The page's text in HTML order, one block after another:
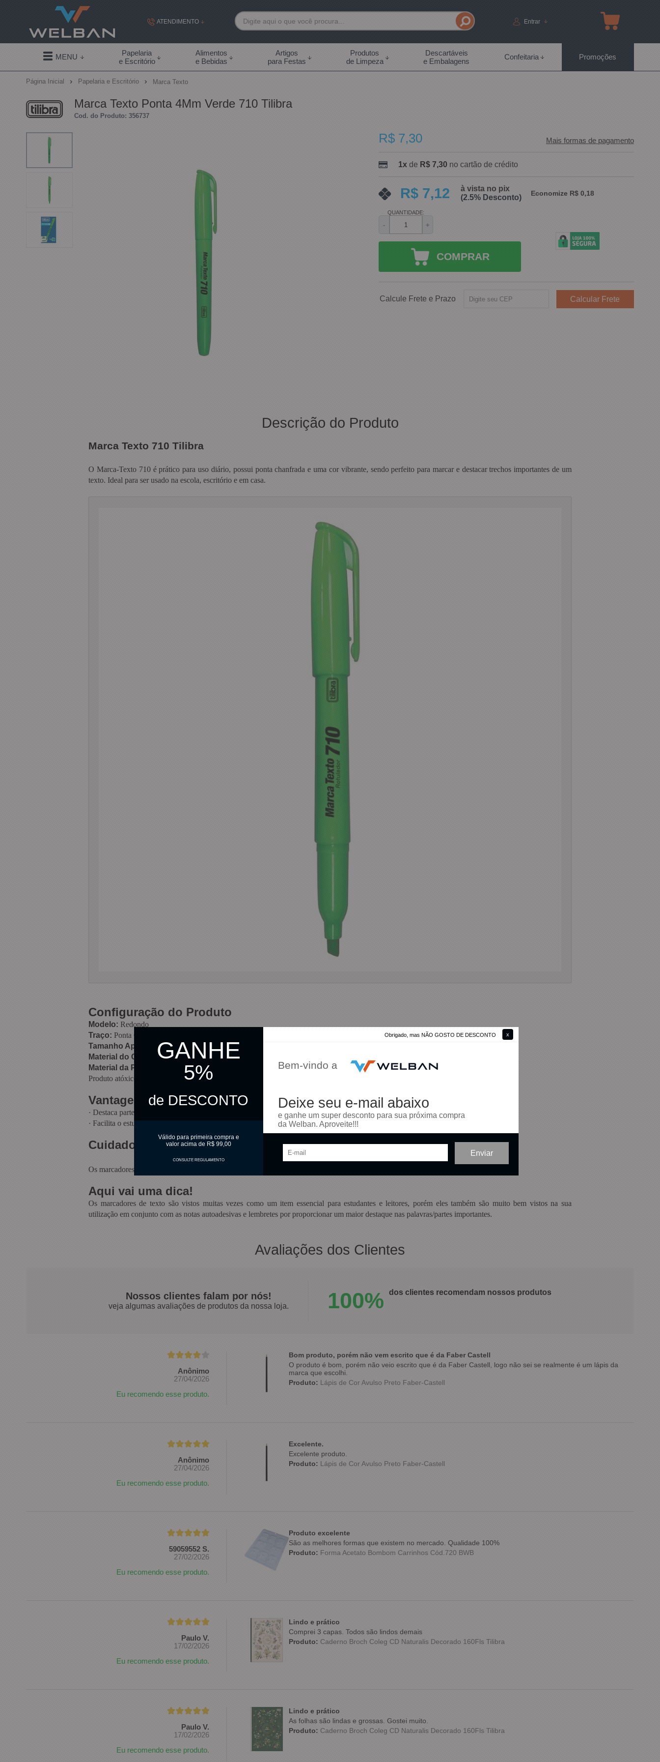
Obrigado, mas NÃO GOSTO DE DESCONTO
GANHE
5%
de DESCONTO
Válido para primeira compra e
valor acima de R$ 99,00
CONSULTE REGULAMENTO
Bem-vindo a
Deixe seu e-mail abaixo
e ganhe um super desconto para sua próxima compra
da Welban. Aproveite!!!
ATENDIMENTO
(19) 99855-7892
(19) 99855-7892
contato@welban.com.br
Segunda à sexta - 08:30h às 18:00h Sábados -
09:00h às 14:00h
Entrar
MENU
Papelaria
e Escritório
Alimentos
e Bebidas
Artigos
para Festas
Produtos
de Limpeza
Descartáveis
e Embalagens
Confeitaria Promoções
Página Inicial Papelaria e Escritório Marca Texto
Marca Texto Ponta 4Mm Verde 710 Tilibra
Cod. do Produto: 356737
R$ 7,30 Mais formas de pagamento
1xdeR$ 7,30 no cartão de crédito
R$ 7,12
à vista no pix
(2.5% Desconto)
Economize R$ 0,18
QUANTIDADE:
- +
COMPRAR
Calcule Frete e Prazo
Descrição do Produto
Marca Texto 710 Tilibra
O Marca-Texto 710 é prático para uso diário, possui ponta chanfrada e uma cor vibrante, sendo perfeito para marcar e destacar trechos importantes de um
texto. Ideal para ser usado na escola, escritório e em casa.
Configuração do Produto
Modelo:Redondo
Traço:Ponta Chanfrada 4mm
Tamanho Aproximado:
14,5 cm
Material do Corpo:Resina termoplástica
Material da Ponta:
Poliéster
Produto atóxico e não perecível
Vantagens
·Destaca partes importantes de um texto
·Facilita o estudo
Cuidados
Os marcadores de texto devem sempre ser tampados após o uso e armazenados na posição horizontal.
Aqui vai uma dica!
Os marcadores de texto são vistos muitas vezes como um item essencial para estudantes e leitores, porém eles também são muito bem vistos na sua
utilização em conjunto com as notas autoadesivas e lembretes por proporcionar um maior destaque nas palavras/partes importantes.
Avaliações dos Clientes
Nossos clientes falam por nós!
veja algumas avaliações de produtos da nossa loja. 100% dos clientes recomendam nossos produtos
Anônimo
27/04/2026
Eu recomendo esse produto.
Bom produto, porém não vem escrito que é da Faber Castell
O produto é bom, porém não veio escrito que é da Faber Castell, logo não sei se realmente é um lápis da
marca que escolhi.
Produto:Lápis de Cor Avulso Preto Faber-Castell
Anônimo
27/04/2026
Eu recomendo esse produto.
Excelente.
Excelente produto.
Produto:Lápis de Cor Avulso Preto Faber-Castell
59059552 S.
27/02/2026
Eu recomendo esse produto.
Produto excelente
São as melhores formas que existem no mercado. Qualidade 100%
Produto:Forma Acetato Bombom Carrinhos Cód.720 BWB
Paulo V.
17/02/2026
Eu recomendo esse produto.
Lindo e prático
Comprei 3 capas. Todos são lindos demais
Produto:Caderno Broch Coleg CD Naturalis Decorado 160Fls Tilibra
Paulo V.
17/02/2026
Eu recomendo esse produto.
Lindo e prático
As folhas são lindas e grossas. Gostei muito.
Produto:Caderno Broch Coleg CD Naturalis Decorado 160Fls Tilibra